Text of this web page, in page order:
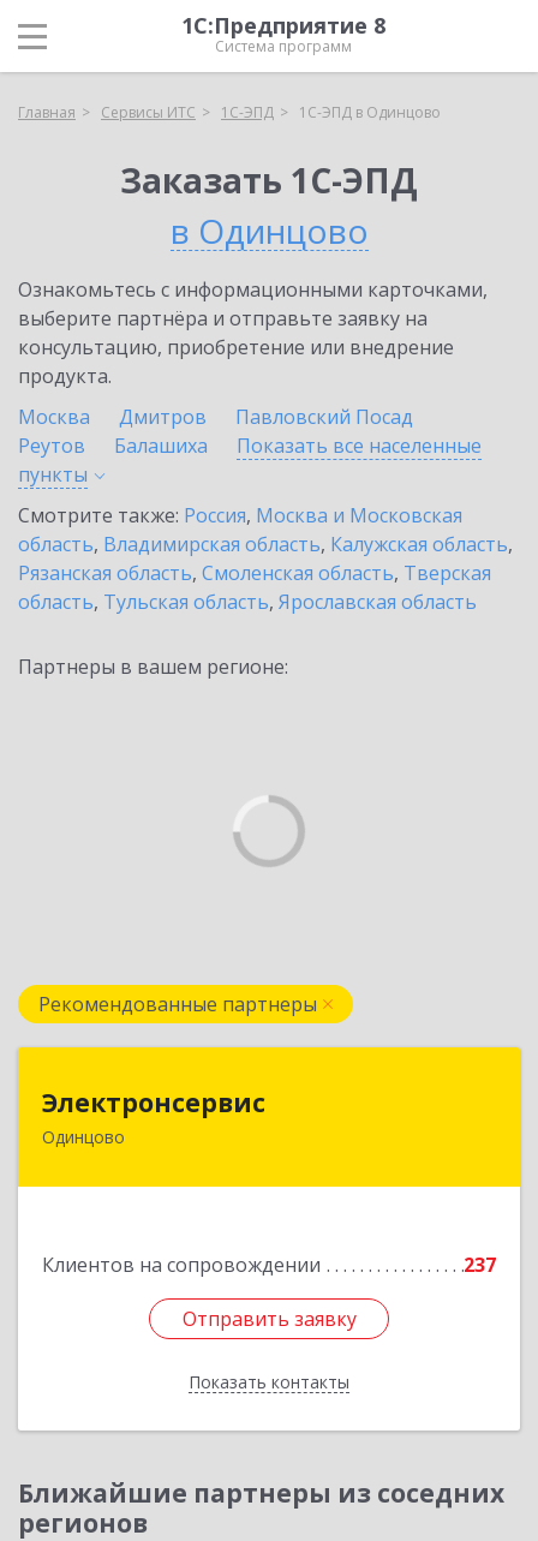
1С:Предприятие 8
Система программ
Главная Сервисы ИТС 1С-ЭПД 1С-ЭПД в Одинцово
Заказать 1С-ЭПД
в Одинцово
Ознакомьтесь с информационными карточками,
выберите партнёра и отправьте заявку на
консультацию, приобретение или внедрение
продукта.
Москва
Дмитров
Павловский Посад
Реутов
Балашиха
Показать все населенные
пункты
Смотрите также: Россия, Москва и Московская
область, Владимирская область, Калужская область,
Рязанская область, Смоленская область, Тверская
область, Тульская область, Ярославская область
Партнеры в вашем регионе:
Рекомендованные партнеры
Электронсервис
Одинцово
Клиентов на сопровождении 237
Отправить заявку
Показать контакты
143050, Московская обл, Одинцовский р-н,
Подробнее
Отправить заявку
Назад
Ближайшие партнеры из соседних
регионов